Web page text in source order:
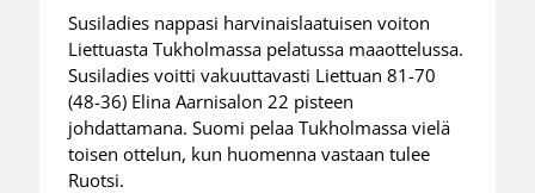
Susiladies nappasi harvinaislaatuisen voiton
Liettuasta Tukholmassa pelatussa maaottelussa.
Susiladies voitti vakuuttavasti Liettuan 81-70
(48-36) Elina Aarnisalon 22 pisteen
johdattamana. Suomi pelaa Tukholmassa vielä
toisen ottelun, kun huomenna vastaan tulee
Ruotsi.